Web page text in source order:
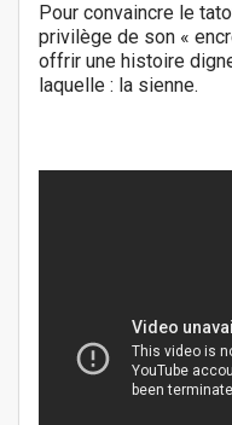
Pour convaincre le
privilège de son «
offrir une histoire
laquelle : la sienne.